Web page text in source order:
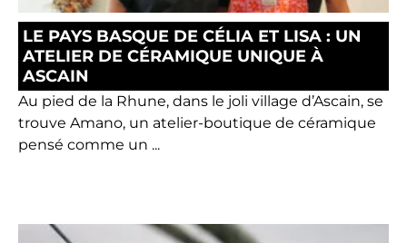
LE PAYS BASQUE DE CÉLIA ET LISA : UN
ATELIER DE CÉRAMIQUE UNIQUE À
ASCAIN
Au pied de la Rhune, dans le joli village d’Ascain, se
trouve Amano, un atelier-boutique de céramique
pensé comme un ...